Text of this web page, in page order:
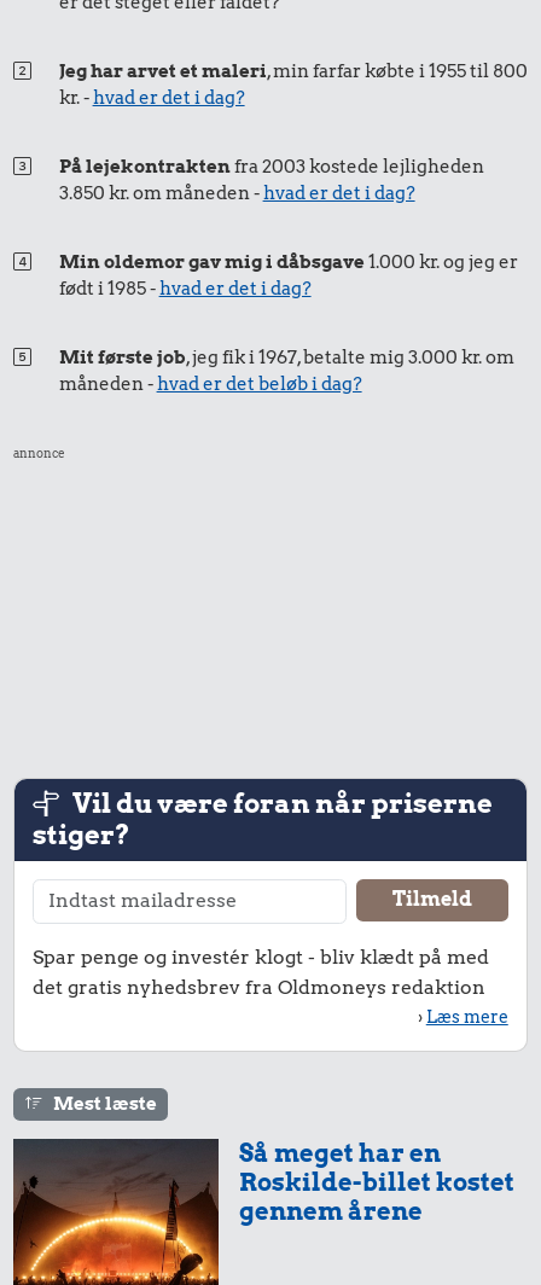
i 2008 i 2025
Jeg har arvet et maleri, min farfar købte i 1955 til 800
kr. -hvad er det i dag?
På lejekontraktenfra 2003 kostede lejligheden
3.850 kr. om måneden -hvad er det i dag?
Min oldemor gav mig i dåbsgave1.000 kr. og jeg er
født i 1985 -hvad er det i dag?
Mit første job, jeg fik i 1967, betalte mig 3.000 kr. om
måneden -hvad er det beløb i dag?
annonce
Vil du være foran når priserne
stiger?
Spar penge og investér klogt - bliv klædt på med
det gratis nyhedsbrev fra Oldmoneys redaktion
› Læs mere
Mest læste
Så meget har en
Roskilde-billet kostet
gennem årene